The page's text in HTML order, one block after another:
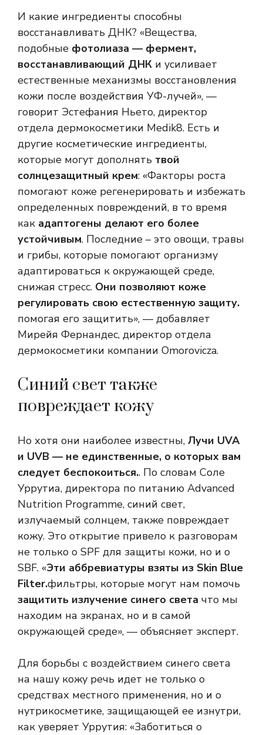
И какие ингредиенты способны
восстанавливать ДНК? «Вещества,
подобные фотолиаза — фермент,
восстанавливающий ДНК и усиливает
естественные механизмы восстановления
кожи после воздействия УФ-лучей», —
говорит Эстефания Ньето, директор
отдела дермокосметики Medik8. Есть и
другие косметические ингредиенты,
которые могут дополнять твой
солнцезащитный крем: «Факторы роста
помогают коже регенерировать и избежать
определенных повреждений, в то время
как адаптогены делают его более
устойчивым. Последние – это овощи, травы
и грибы, которые помогают организму
адаптироваться к окружающей среде,
снижая стресс. Они позволяют коже
регулировать свою естественную защиту.
помогая его защитить», — добавляет
Мирейя Фернандес, директор отдела
дермокосметики компании Omorovicza.
Синий свет также
повреждает кожу
Но хотя они наиболее известны, Лучи UVA
и UVB — не единственные, о которых вам
следует беспокоиться.. По словам Соле
Уррутиа, директора по питанию Advanced
Nutrition Programme, синий свет,
излучаемый солнцем, также повреждает
кожу. Это открытие привело к разговорам
не только о SPF для защиты кожи, но и о
SBF. «Эти аббревиатуры взяты из Skin Blue
Filter.фильтры, которые могут нам помочь
защитить излучение синего света что мы
находим на экранах, но и в самой
окружающей среде», — объясняет эксперт.
Для борьбы с воздействием синего света
на нашу кожу речь идет не только о
средствах местного применения, но и о
нутрикосметике, защищающей ее изнутри,
как уверяет Уррутия: «Заботиться о